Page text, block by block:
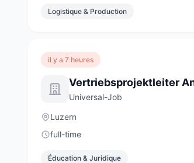
Logistique & Production
il y a 7 heures
Universal-Job
Luzern
full-time
Éducation & Juridique